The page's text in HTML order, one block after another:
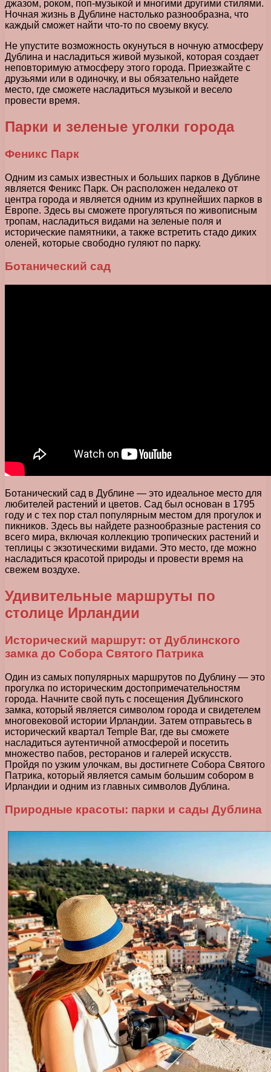
джазом, роком, поп-музыкой и многими другими стилями.
Ночная жизнь в Дублине настолько разнообразна, что
каждый сможет найти что-то по своему вкусу.
Не упустите возможность окунуться в ночную атмосферу
Дублина и насладиться живой музыкой, которая создает
неповторимую атмосферу этого города. Приезжайте с
друзьями или в одиночку, и вы обязательно найдете
место, где сможете насладиться музыкой и весело
провести время.
Парки и зеленые уголки города
Феникс Парк
Одним из самых известных и больших парков в Дублине
является Феникс Парк. Он расположен недалеко от
центра города и является одним из крупнейших парков в
Европе. Здесь вы сможете прогуляться по живописным
тропам, насладиться видами на зеленые поля и
исторические памятники, а также встретить стадо диких
оленей, которые свободно гуляют по парку.
Ботанический сад
Ботанический сад в Дублине — это идеальное место для
любителей растений и цветов. Сад был основан в 1795
году и с тех пор стал популярным местом для прогулок и
пикников. Здесь вы найдете разнообразные растения со
всего мира, включая коллекцию тропических растений и
теплицы с экзотическими видами. Это место, где можно
насладиться красотой природы и провести время на
свежем воздухе.
Удивительные маршруты по
столице Ирландии
Исторический маршрут: от Дублинского
замка до Собора Святого Патрика
Один из самых популярных маршрутов по Дублину — это
прогулка по историческим достопримечательностям
города. Начните свой путь с посещения Дублинского
замка, который является символом города и свидетелем
многовековой истории Ирландии. Затем отправьтесь в
исторический квартал Temple Bar, где вы сможете
насладиться аутентичной атмосферой и посетить
множество пабов, ресторанов и галерей искусств.
Пройдя по узким улочкам, вы достигнете Собора Святого
Патрика, который является самым большим собором в
Ирландии и одним из главных символов Дублина.
Природные красоты: парки и сады Дублина